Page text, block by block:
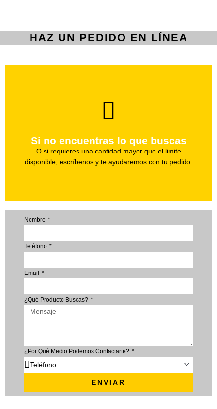
HAZ UN PEDIDO EN LÍNEA
Si no encuentras lo que buscas
O si requieres una cantidad mayor que el limite
disponible, escríbenos y te ayudaremos con tu pedido.
Haz tu pedido
Nombre
Teléfono
Email
¿Qué Producto Buscas?
¿Por Qué Medio Podemos Contactarte?
ENVIAR